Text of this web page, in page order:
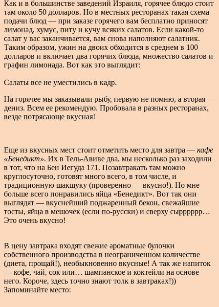
Как и в большинстве заведений Израиля, горячее блюдо стоит
там около 50 долларов. Но в местных ресторанах такая схема
подачи блюд — при заказе горячего вам бесплатно приносят
лимонад, хумус, питу и кучу всяких салатов. Если какой-то
салат у вас заканчивается, вам снова наполняют салатник.
Таким образом, ужин на двоих обходится в среднем в 100
долларов и включает два горячих блюда, множество салатов и
графин лимонада. Вот как это выглядит:
Салаты все не уместились в кадр.
На горячее мы заказывали рыбу, первую не помню, а вторая —
дениз. Всем ее рекомендую. Пробовала в разных ресторанах,
везде потрясающе вкусная!
Еще из вкусных мест стоит отметить место для завтра — кафе
«Бенедикт». Их в Тель-Авиве два, мы несколько раз заходили
в тот, что на Бен Иегуда 171. Позавтракать там можно
круглосуточно, готовят много всего, в том числе, и
традиционную шакшуку (проверенно — вкусно!). Но мне
больше всего понравились яйца «Бенедикт». Вот так они
выглядят — вкуснейший поджаренный бекон, свежайшие
тосты, яйца в мешочек (если по-русски) и сверху сырррррр…
Это очень вкусно!
В цену завтрака входят свежие ароматные булочки
собственного производства в неограниченном количестве
(диета, прощай!), необыкновенно вкусные! А так же напиток
— кофе, чай, сок или… шампанское и коктейли на основе
него. Короче, здесь точно знают толк в завтраках!))
Запоминайте место: